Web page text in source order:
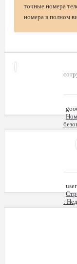
точные номера
номера в полном
:
user
: